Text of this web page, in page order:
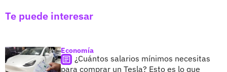
Te puede interesar
Economía
¿Cuántos salarios mínimos necesitas
para comprar un Tesla? Esto es lo que